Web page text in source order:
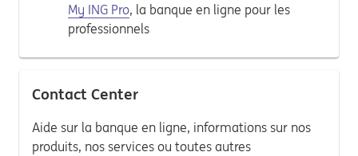
My ING Pro, la banque en ligne pour les
professionnels
Contact Center
Aide sur la banque en ligne, informations sur nos
produits, nos services ou toutes autres